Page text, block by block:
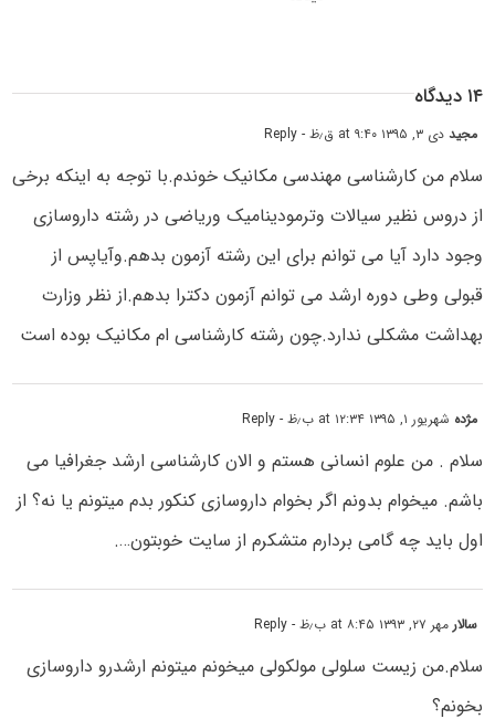
۱۴ دیدگاه
مجیددی ۳, ۱۳۹۵ at ۹:۴۰ ق٫ظ - Reply
سلام من کارشناسی مهندسی مکانیک خوندم.با توجه به اینکه برخی
از دروس نظیر سیالات وترمودینامیک وریاضی در رشته داروسازی
وجود دارد آیا می توانم برای این رشته آزمون بدهم.وآیاپس از
قبولی وطی دوره ارشد می توانم آزمون دکترا بدهم.از نظر وزارت
بهداشت مشکلی ندارد.چون رشته کارشناسی ام مکانیک بوده است
مژده شهریور ۱, ۱۳۹۵ at ۱۲:۳۴ ب٫ظ - Reply
سلام . من علوم انسانی هستم و الان کارشناسی ارشد جغرافیا می
باشم. میخوام بدونم اگر بخوام داروسازی کنکور بدم میتونم یا نه؟ از
اول باید چه گامی بردارم متشکرم از سایت خوبتون….
سالار مهر ۲۷, ۱۳۹۳ at ۸:۴۵ ب٫ظ - Reply
سلام.من زیست سلولی مولکولی میخونم میتونم ارشدرو داروسازی
بخونم؟